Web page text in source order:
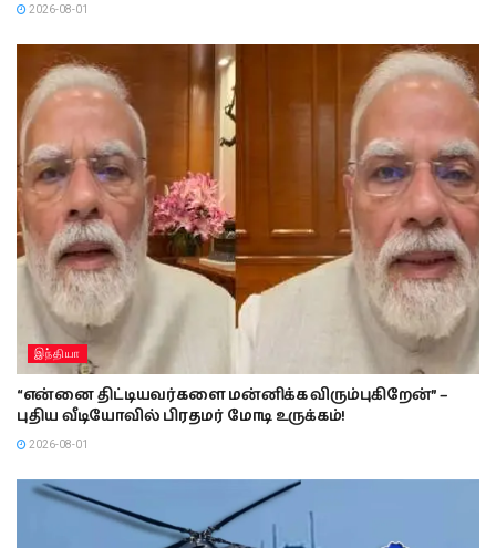
2026-08-01
இந்தியா
“என்னை திட்டியவர்களை மன்னிக்க விரும்புகிறேன்” –
புதிய வீடியோவில் பிரதமர் மோடி உருக்கம்!
2026-08-01